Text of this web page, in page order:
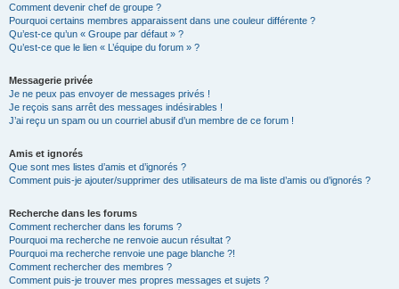
Comment devenir chef de groupe ?
Pourquoi certains membres apparaissent dans une couleur différente ?
Qu’est-ce qu’un « Groupe par défaut » ?
Qu’est-ce que le lien « L’équipe du forum » ?
Messagerie privée
Je ne peux pas envoyer de messages privés !
Je reçois sans arrêt des messages indésirables !
J’ai reçu un spam ou un courriel abusif d’un membre de ce forum !
Amis et ignorés
Que sont mes listes d’amis et d’ignorés ?
Comment puis-je ajouter/supprimer des utilisateurs de ma liste d’amis ou d’ignorés ?
Recherche dans les forums
Comment rechercher dans les forums ?
Pourquoi ma recherche ne renvoie aucun résultat ?
Pourquoi ma recherche renvoie une page blanche ?!
Comment rechercher des membres ?
Comment puis-je trouver mes propres messages et sujets ?